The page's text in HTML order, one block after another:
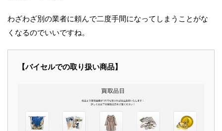
わざわざ別の業者に頼んで二度手間になってしまうことがな
くなるのでいいですね。
【バイセルでの取り扱い商品】